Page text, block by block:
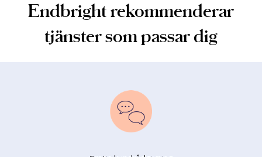
Endbright rekommenderar
tjänster som passar dig